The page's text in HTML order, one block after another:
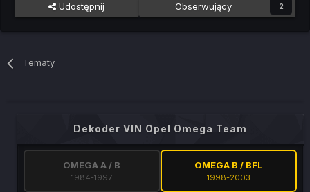
Udostępnij Obserwujący 2
Tematy
Dekoder VIN Opel Omega Team
OMEGA A / B
1984-1997
OMEGA B / BFL
1998-2003